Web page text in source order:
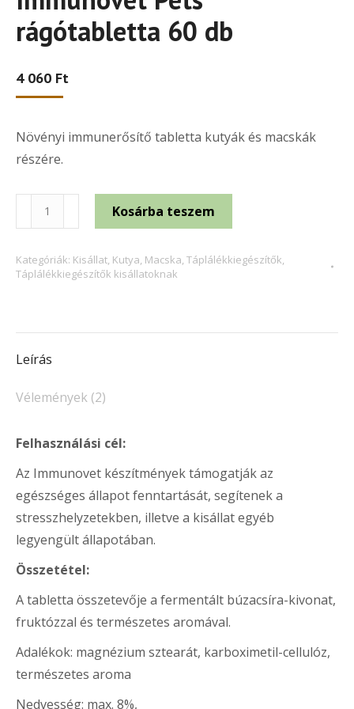
rágótabletta 60 db
4 060 Ft
Növényi immunerősítő tabletta kutyák és macskák
részére.
Immunovet
Pets
60
Kosárba teszem
Kategóriák: Kisállat, Kutya, Macska, Táplálékkiegészítők,
Táplálékkiegészítők kisállatoknak
Leírás
Vélemények (2)
Felhasználási cél:
Az Immunovet készítmények támogatják az
egészséges állapot fenntartását, segítenek a
stresszhelyzetekben, illetve a kisállat egyéb
legyengült állapotában.
Összetétel:
A tabletta összetevője a fermentált búzacsíra-kivonat,
fruktózzal és természetes aromával.
Adalékok: magnézium sztearát, karboximetil-cellulóz,
természetes aroma
Nedvesség: max. 8%,